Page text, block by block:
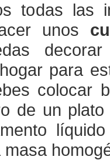
todas las
unos
para
colocar
de un